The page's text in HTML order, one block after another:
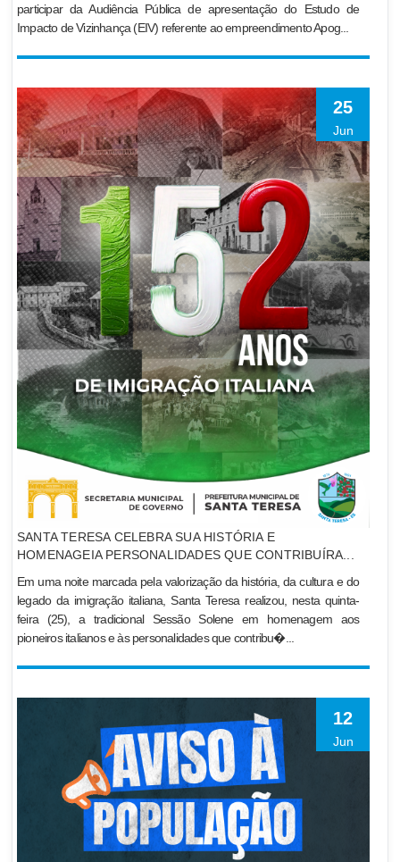
participar da Audiência Pública de apresentação do Estudo de
Impacto de Vizinhança (EIV) referente ao empreendimento Apog...
25
Jun
SANTA TERESA CELEBRA SUA HISTÓRIA E
HOMENAGEIA PERSONALIDADES QUE CONTRIBUÍRA...
Em uma noite marcada pela valorização da história, da cultura e do
legado da imigração italiana, Santa Teresa realizou, nesta quinta-
feira (25), a tradicional Sessão Solene em homenagem aos
pioneiros italianos e às personalidades que contribu�...
12
Jun